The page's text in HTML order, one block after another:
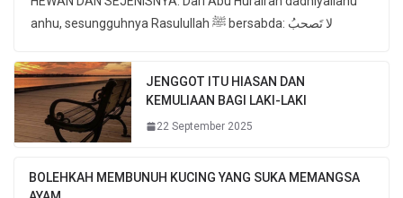
anhu, sesungguhnya Rasulullah ﷺ bersabda: لا تَصحبُ
JENGGOT ITU HIASAN DAN
KEMULIAAN BAGI LAKI-LAKI
22 September 2025
BOLEHKAH MEMBUNUH KUCING YANG SUKA MEMANGSA